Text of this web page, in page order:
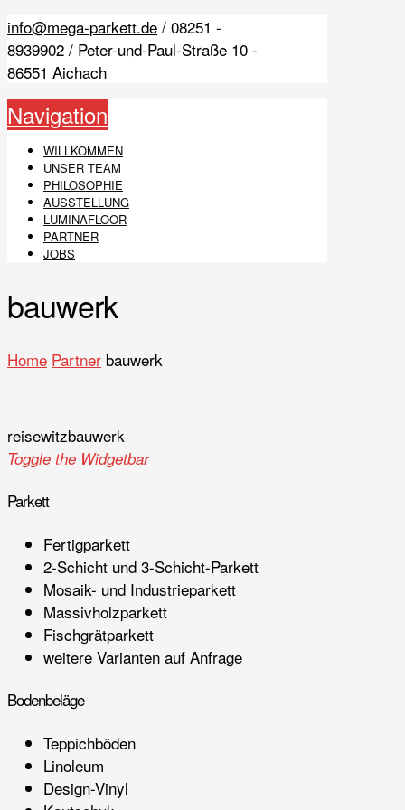
info@mega-parkett.de / 08251 -
8939902 / Peter-und-Paul-Straße 10 -
86551 Aichach
Navigation
WILLKOMMEN
UNSER TEAM
PHILOSOPHIE
AUSSTELLUNG
LUMINAFLOOR
PARTNER
JOBS
bauwerk
Home Partner bauwerk
reisewitzbauwerk
Toggle the Widgetbar
Parkett
Fertigparkett
2-Schicht und 3-Schicht-Parkett
Mosaik- und Industrieparkett
Massivholzparkett
Fischgrätparkett
weitere Varianten auf Anfrage
Bodenbeläge
Teppichböden
Linoleum
Design-Vinyl